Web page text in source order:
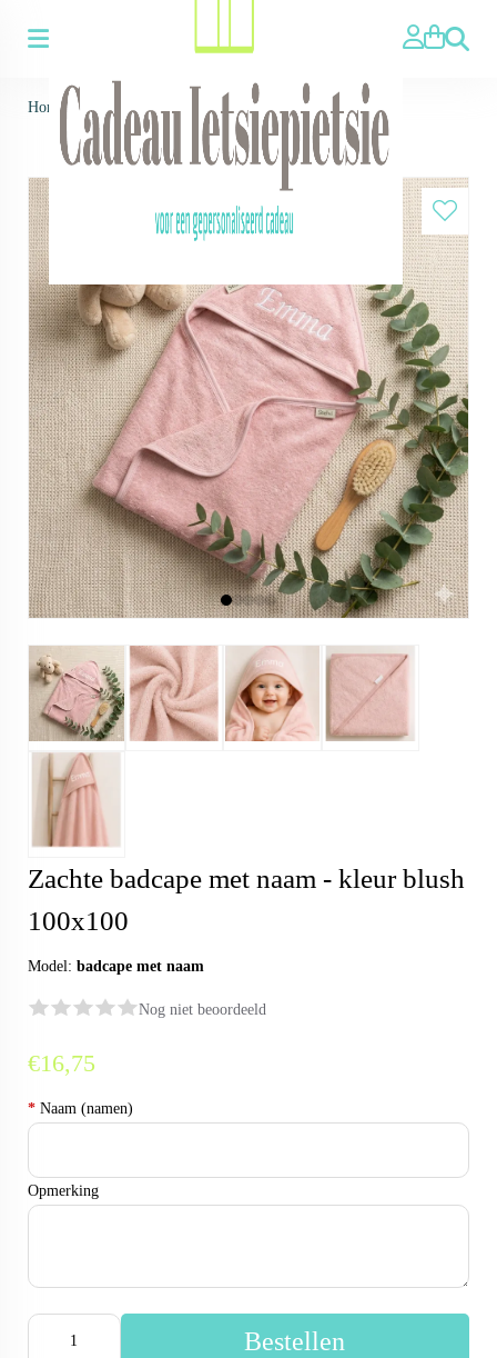
Zoeken
Home > Zachte badcape met naam - kleur blush 100x100
Zachte badcape met naam - kleur blush
100x100
Model: badcape met naam
Nog niet beoordeeld
€16,75
* Naam (namen)
Opmerking
Bestellen